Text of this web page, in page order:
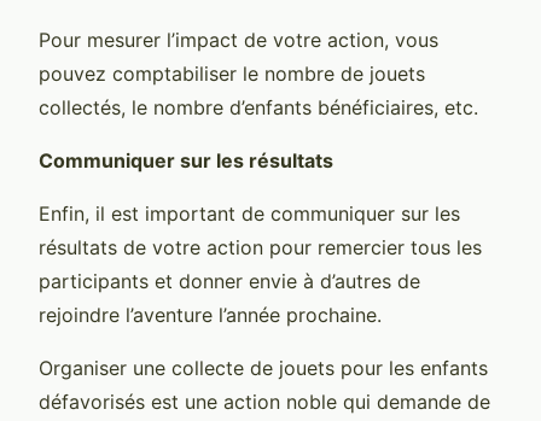
Pour mesurer l’impact de votre action, vous
pouvez comptabiliser le nombre de jouets
collectés, le nombre d’enfants bénéficiaires, etc.
Communiquer sur les résultats
Enfin, il est important de communiquer sur les
résultats de votre action pour remercier tous les
participants et donner envie à d’autres de
rejoindre l’aventure l’année prochaine.
Organiser une collecte de jouets pour les enfants
défavorisés est une action noble qui demande de